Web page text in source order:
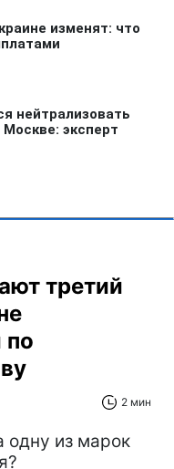
третий
по
2 мин
одну из марок